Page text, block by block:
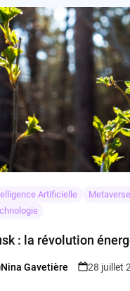
Artificielle Metaverse
: la révolution
Nina Gavetière 28 juillet